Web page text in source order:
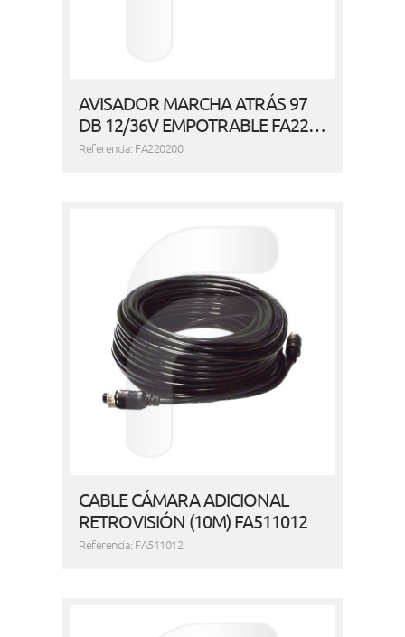
AVISADOR MARCHA ATRÁS 97
DB 12/36V EMPOTRABLE FA22…
Referencia: FA220200
CABLE CÁMARA ADICIONAL
RETROVISIÓN (10M) FA511012
Referencia: FA511012